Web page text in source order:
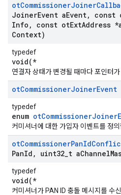
otCommissionerJoiner
JoinerEvent aEvent, const
Info , const otExtAddress
Context)
typedef
void(*
연결자 상태가 변경될 때마다 포인터가
otCommissionerJoinerEvent
typedef
enum
커미셔너에 대한 가입자 이벤트를 정의
otCommissionerPanId
PanId , uint32 t aChannel
typedef
void(*
커미셔너가 PAN ID 충돌 메시지를 수